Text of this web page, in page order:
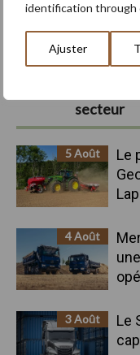
identification through
Ajuster
Source : Case
latérale
principale
secteur
5 Août
Le
4 Août
3 Août
Le